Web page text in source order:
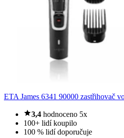
ETA James 6341 90000 zastřihovač
3,4 hodnoceno 5x
100+ lidí koupilo
100 % lidí doporučuje